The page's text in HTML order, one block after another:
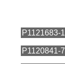
P1121683-1
P1120841-7